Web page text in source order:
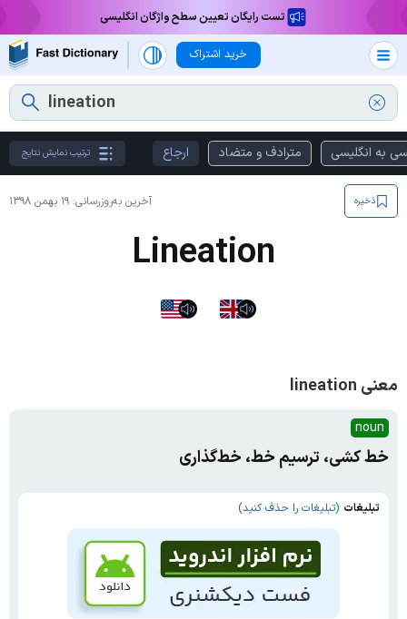
تست رایگان تعیین سطح واژگان انگلیسی
خرید اشتراک
به انگلیسی مترادف و متضاد ارجاع ترتیب نمایش نتایج
آخرین به‌روزرسانی: ۱۹ بهمن ۱۳۹۸ ذخیره
Lineation
معنی lineation
noun
خط کشی، ترسیم خط، خط‌گذاری
تبلیغات (تبلیغات را حذف کنید)